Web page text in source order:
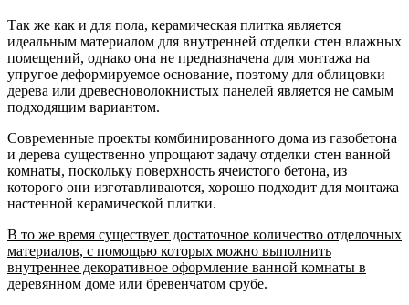
Так же как и для пола, керамическая плитка является
идеальным материалом для внутренней отделки стен влажных
помещений, однако она не предназначена для монтажа на
упругое деформируемое основание, поэтому для облицовки
дерева или древесноволокнистых панелей является не самым
подходящим вариантом.
Современные проекты комбинированного дома из газобетона
и дерева существенно упрощают задачу отделки стен ванной
комнаты, поскольку поверхность ячеистого бетона, из
которого они изготавливаются, хорошо подходит для монтажа
настенной керамической плитки.
В то же время существует достаточное количество отделочных
материалов, с помощью которых можно выполнить
внутреннее декоративное оформление ванной комнаты в
деревянном доме или бревенчатом срубе.